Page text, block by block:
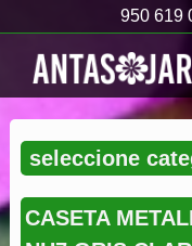
950 619
CASETA